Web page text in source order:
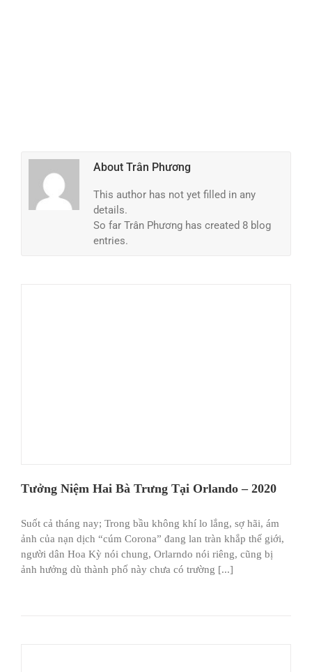
AboutTrân Phương
This author has not yet filled in any
details.
So far Trân Phương has created 8 blog
entries.
Tưởng Niệm Hai Bà Trưng Tại Orlando – 2020
Suốt cả tháng nay; Trong bầu không khí lo lắng, sợ hãi, ám
ảnh của nạn dịch “cúm Corona” đang lan tràn khắp thế giới,
người dân Hoa Kỳ nói chung, Orlarndo nói riêng, cũng bị
ảnh hưởng dù thành phố này chưa có trường [...]